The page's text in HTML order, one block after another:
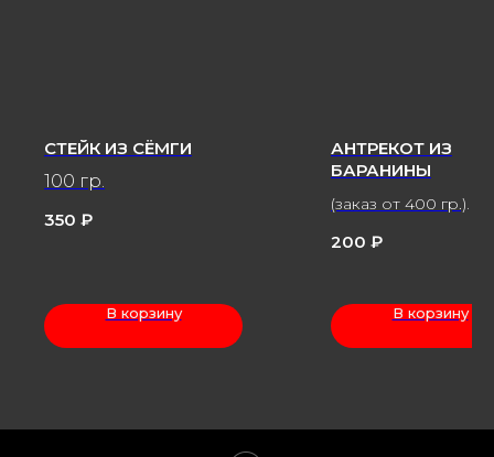
СТЕЙК ИЗ СЁМГИ
100 гр.
350 ₽
В корзину
АНТРЕКОТ ИЗ
БАРАНИНЫ
(заказ от 400 гр.)
200 ₽
В корзину